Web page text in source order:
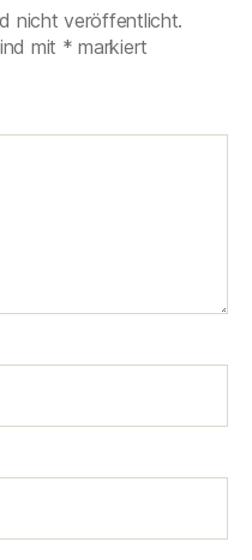
nicht veröffentlicht.
mit * markiert